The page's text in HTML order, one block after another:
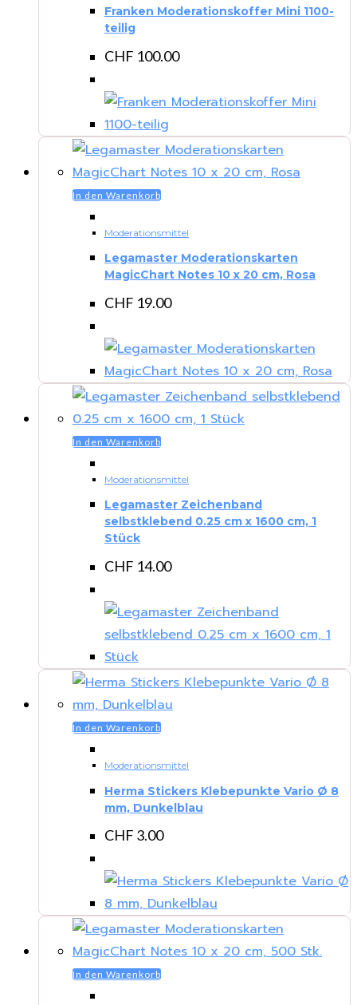
Franken Moderationskoffer Mini 1100-
teilig
CHF 100.00
In den Warenkorb
Moderationsmittel
Legamaster Moderationskarten
MagicChart Notes 10 x 20 cm, Rosa
CHF 19.00
In den Warenkorb
Moderationsmittel
Legamaster Zeichenband
selbstklebend 0.25 cm x 1600 cm, 1
Stück
CHF 14.00
In den Warenkorb
Moderationsmittel
Herma Stickers Klebepunkte Vario Ø 8
mm, Dunkelblau
CHF 3.00
In den Warenkorb